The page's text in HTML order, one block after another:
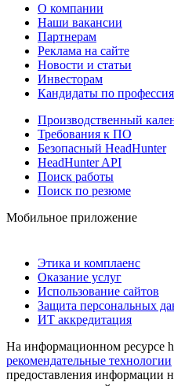
О компании
Наши вакансии
Партнерам
Реклама на сайте
Новости и статьи
Инвесторам
Кандидаты по
Производственный
Требования к ПО
Безопасный HeadHunter
HeadHunter API
Поиск работы
Поиск по резюме
Мобильное приложение
Этика и комплаенс
Оказание услуг
Использование сайтов
Защита персональных
ИТ аккредитация
На информационном ресурсе
рекомендательные технологии
предоставления информации